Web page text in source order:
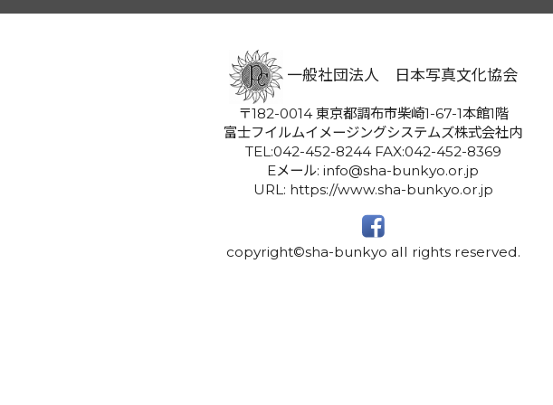
一般社団法人 日本写真文化協会
〒182-0014 東京都調布市柴崎1-67-1本館1階
富士フイルムイメージングシステムズ株式会社内
TEL:042-452-8244 FAX:042-452-8369
Eメール: info@sha-bunkyo.or.jp
URL: https://www.sha-bunkyo.or.jp
copyright©sha-bunkyo all rights reserved.